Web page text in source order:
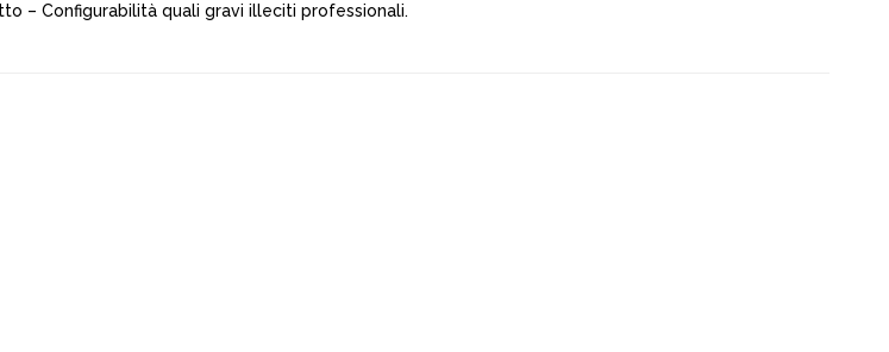
– Configurabilità quali gravi illeciti professionali.